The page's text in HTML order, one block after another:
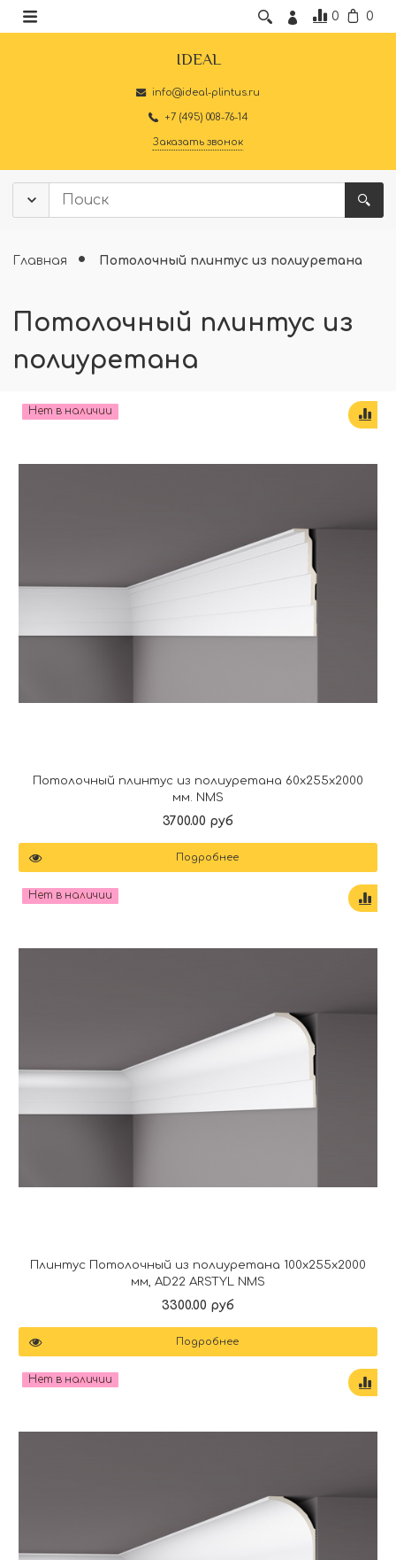
0 0
IDEAL
info@ideal-plintus.ru
+7 (495) 008-76-14
Заказать звонок
Главная Потолочный плинтус из полиуретана
Потолочный плинтус из
полиуретана
Нет в наличии
Потолочный плинтус из полиуретана 60x255x2000
мм. NMS
3700.00 руб
Подробнее
Нет в наличии
Плинтус Потолочный из полиуретана 100x255x2000
мм, AD22 ARSTYL NMS
3300.00 руб
Подробнее
Нет в наличии